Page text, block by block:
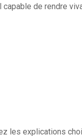
de rendre
les explications